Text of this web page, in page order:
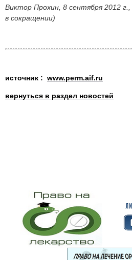
Виктор Прохин, 8 сентября 2012 г.,
в сокращении)
источник : www.perm.aif.ru
вернуться в раздел новостей